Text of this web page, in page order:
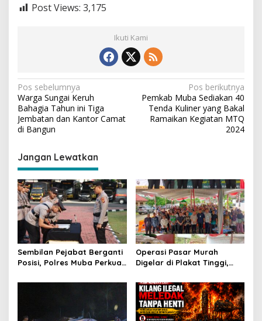
Post Views: 3,175
Ikuti Kami
N
a
v
i
g
a
s
i
p
o
s
Pos sebelumnya
Warga Sungai Keruh
Bahagia Tahun ini Tiga
Jembatan dan Kantor Camat
di Bangun
Pos berikutnya
Pemkab Muba Sediakan 40
Tenda Kuliner yang Bakal
Ramaikan Kegiatan MTQ
2024
Jangan Lewatkan
Sembilan Pejabat Berganti
Posisi, Polres Muba Perkuat
Presisi
Operasi Pasar Murah
Digelar di Plakat Tinggi,
Subsidi untuk Ringankan
Beban Warga